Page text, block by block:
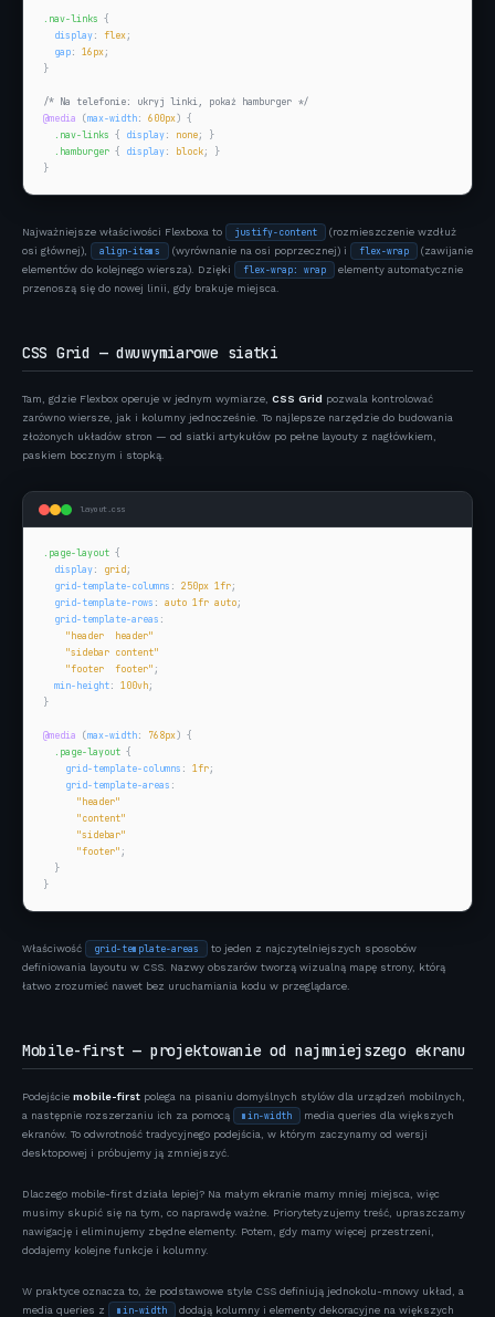
.nav-links {
display : flex ;
gap : 16px ;
}
/* Na telefonie: ukryj linki, pokaż hamburger */
@media (max-width : 600px) {
.nav-links { display : none ; }
.hamburger { display : block ; }
}
Najważniejsze właściwości Flexboxa to justify-content
(rozmieszczenie wzdłuż
osi głównej),
align-items (wyrównanie na osi poprzecznej) i flex-wrap
(zawijanie
elementów do kolejnego wiersza). Dzięki
flex-wrap: wrap
elementy automatycznie
przenoszą się do nowej linii, gdy brakuje miejsca.
CSS Grid — dwuwymiarowe siatki
Tam, gdzie Flexbox operuje w jednym wymiarze, CSS Grid pozwala kontrolować
zarówno wiersze, jak i kolumny jednocześnie. To najlepsze narzędzie do budowania
złożonych układów stron — od siatki artykułów po pełne layouty z nagłówkiem,
paskiem bocznym i stopką.
layout.css
.page-layout {
display : grid ;
grid-template-columns : 250px 1fr ;
grid-template-rows : auto 1fr auto ;
grid-template-areas :
"header  header"
"sidebar content"
"footer  footer" ;
min-height : 100vh ;
}
@media (max-width : 768px) {
.page-layout {
grid-template-columns : 1fr ;
grid-template-areas :
"header"
"content"
"sidebar"
"footer" ;
  }
}
Właściwość grid-template-areas
to jeden z najczytelniejszych sposobów
definiowania layoutu w CSS. Nazwy obszarów tworzą wizualną mapę strony, którą
łatwo zrozumieć nawet bez uruchamiania kodu w przeglądarce.
Mobile-first — projektowanie od najmniejszego ekranu
Podejście mobile-first polega na pisaniu domyślnych stylów dla urządzeń mobilnych,
a następnie rozszerzaniu ich za pomocą
min-width
media queries dla większych
ekranów. To odwrotność tradycyjnego podejścia, w którym zaczynamy od wersji
desktopowej i próbujemy ją zmniejszyć.
Dlaczego mobile-first działa lepiej? Na małym ekranie mamy mniej miejsca, więc
musimy skupić się na tym, co naprawdę ważne. Priorytetyzujemy treść, upraszczamy
nawigację i eliminujemy zbędne elementy. Potem, gdy mamy więcej przestrzeni,
dodajemy kolejne funkcje i kolumny.
W praktyce oznacza to, że podstawowe style CSS definiują jednokolu-mnowy układ, a
media queries z
min-width
dodają kolumny i elementy dekoracyjne na większych